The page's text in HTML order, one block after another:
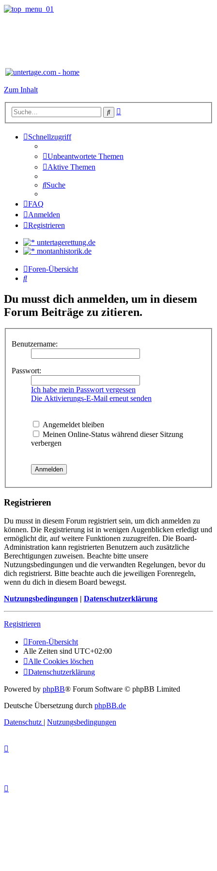
Zum Inhalt
Suche
Schnellzugriff
Unbeantwortete Themen
Aktive Themen
Suche
FAQ
Anmelden
Registrieren
untertagerettung.de
montanhistorik.de
Foren-Übersicht
Suche
Du musst dich anmelden, um in diesem
Forum Beiträge zu zitieren.
Benutzername:
Passwort:
Ich habe mein Passwort vergessen
Die Aktivierungs-E-Mail erneut senden
Angemeldet bleiben
Meinen Online-Status während dieser Sitzung
verbergen
Registrieren
Du musst in diesem Forum registriert sein, um dich anmelden zu
können. Die Registrierung ist in wenigen Augenblicken erledigt und
ermöglicht dir, auf weitere Funktionen zuzugreifen. Die Board-
Administration kann registrierten Benutzern auch zusätzliche
Berechtigungen zuweisen. Beachte bitte unsere
Nutzungsbedingungen und die verwandten Regelungen, bevor du
dich registrierst. Bitte beachte auch die jeweiligen Forenregeln,
wenn du dich in diesem Board bewegst.
Nutzungsbedingungen | Datenschutzerklärung
Registrieren
Foren-Übersicht
Alle Zeiten sind UTC+02:00
Alle Cookies löschen
Datenschutzerklärung
Powered by phpBB® Forum Software © phpBB Limited
Deutsche Übersetzung durch phpBB.de
Datenschutz | Nutzungsbedingungen